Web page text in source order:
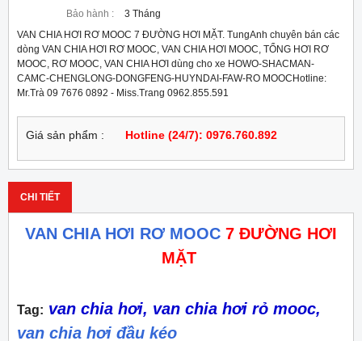
Bảo hành :
3 Tháng
VAN CHIA HƠI RƠ MOOC 7 ĐƯỜNG HƠI MẶT. TungAnh chuyên bán các
dòng VAN CHIA HƠI RƠ MOOC, VAN CHIA HƠI MOOC, TỔNG HƠI RƠ
MOOC, RƠ MOOC, VAN CHIA HƠI dùng cho xe HOWO-SHACMAN-
CAMC-CHENGLONG-DONGFENG-HUYNDAI-FAW-RO MOOC ​Hotline:
Mr.Trà 09 7676 0892 - Miss.Trang 0962.855.591
Giá sản phẩm : Hotline (24/7): 0976.760.892
CHI TIẾT
VAN CHIA HƠI RƠ MOOC 7 ĐƯỜNG HƠI
MẶT
Tag: van chia hơi, van chia hơi rỏ mooc,
van chia hơi đầu kéo